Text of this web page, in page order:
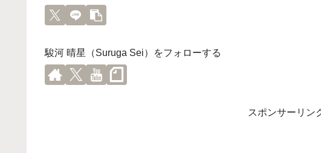
駿河 晴星（Suruga Sei）をフォローする
スポンサーリン